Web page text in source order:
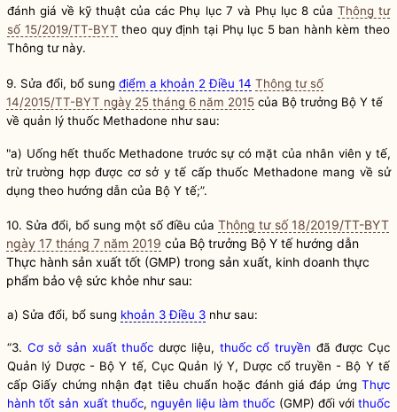
đánh giá về kỹ thuật của các Phụ lục 7 và Phụ lục 8 của Thông tư
số 15/2019/TT-BYT theo quy định tại Phụ lục 5 ban hành kèm theo
Thông tư này.
9. Sửa đổi, bổ sung điểm a khoản 2 Điều 14 Thông tư số
14/2015/TT-BYT ngày 25 tháng 6 năm 2015 của Bộ trưởng Bộ Y tế
về quản lý thuốc Methadone như sau:
"a) Uống hết thuốc Methadone trước sự có mặt của nhân viên y tế,
trừ trường hợp được cơ sở y tế cấp thuốc Methadone mang về sử
dụng theo hướng dẫn của Bộ Y tế;”.
10. Sửa đổi, bổ sung một số điều của Thông tư số 18/2019/TT-BYT
ngày 17 tháng 7 năm 2019 của Bộ trưởng Bộ Y tế hướng dẫn
Thực hành sản xuất tốt (GMP) trong sản xuất, kinh doanh thực
phẩm bảo vệ sức khỏe như sau:
a) Sửa đổi, bổ sung khoản 3 Điều 3 như sau:
“3. Cơ sở sản xuất thuốc dược liệu, thuốc cổ truyền đã được Cục
Quản lý Dược - Bộ Y tế, Cục Quản lý Y, Dược cổ truyền - Bộ Y tế
cấp Giấy chứng nhận đạt tiêu chuẩn hoặc đánh giá đáp ứng Thực
hành tốt sản xuất thuốc, nguyên liệu làm thuốc (GMP) đối vớithuốc